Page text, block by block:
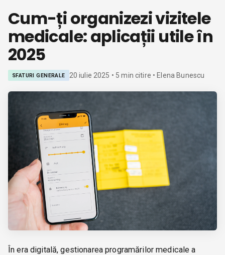
Cum-ți organizezi vizitele
medicale: aplicații utile în
2025
SFATURI GENERALE 20 iulie 2025 • 5 min citire • Elena Bunescu
În era digitală, gestionarea programărilor medicale a